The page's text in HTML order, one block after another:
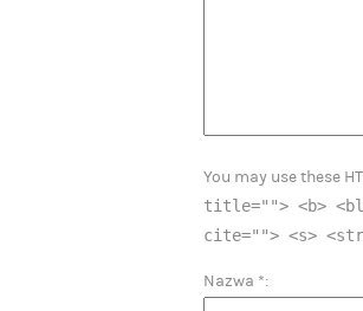
You may use these
title=""> <b>
cite=""> <s>
Nazwa *